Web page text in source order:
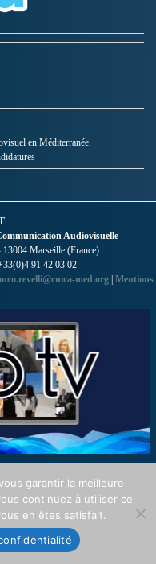
en Méditerranée.
Audiovisuelle
13004 Marseille (France)
91 42 03 02
med.org | Mentions
garantir la meilleure
continuez à utiliser ce
en êtes satisfait.